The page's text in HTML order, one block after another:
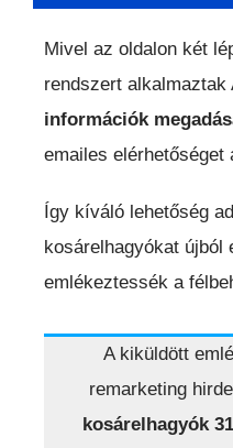
Mivel az oldalon két
rendszert
információk
emailes elérhetőséget
Így kíváló lehetőség
kosárelhagyókat újból
emlékeztessék a
A kiküldött
remarketing
kosárelhagyók